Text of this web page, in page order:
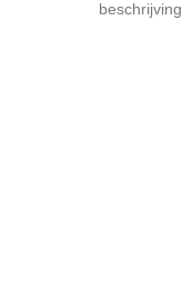
beschrijving